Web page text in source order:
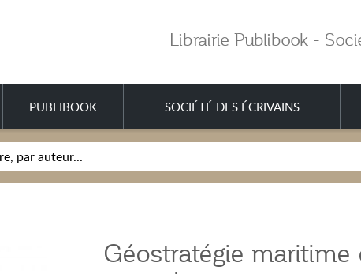
Librairie Publibook -
PUBLIBOOK SOCIÉTÉ DES ÉCRIVAINS
Géostratégie maritime